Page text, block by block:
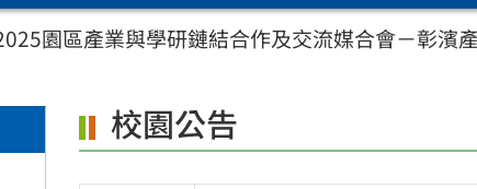
園區產業與學研鏈結合作及交流媒合會－彰濱
校園公告